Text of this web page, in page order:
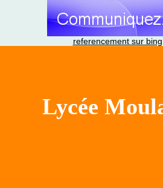
referencement sur bing
Lycée